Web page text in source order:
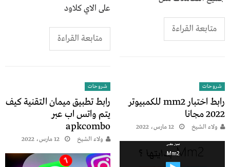
متابعة القراءة
على الاي كلاود
متابعة القراءة
شروحات
رابط اختبار mm2 للكمبيوتر
2022 مجانا
ولاء الشيخ 12 مارس، 2022
شروحات
رابط تطبيق ميمان التقنية كيف
يتم واتس اب عبر
apkcombo
ولاء الشيخ 12 مارس، 2022